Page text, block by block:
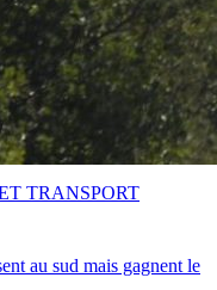
au sud mais gagnent le
TRANSPORT